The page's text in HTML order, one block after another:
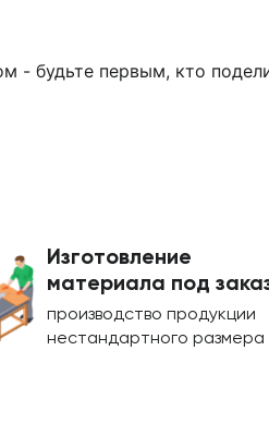
- будьте первым, кто
Изготовление
материала под
производство продукции
нестандартного размера